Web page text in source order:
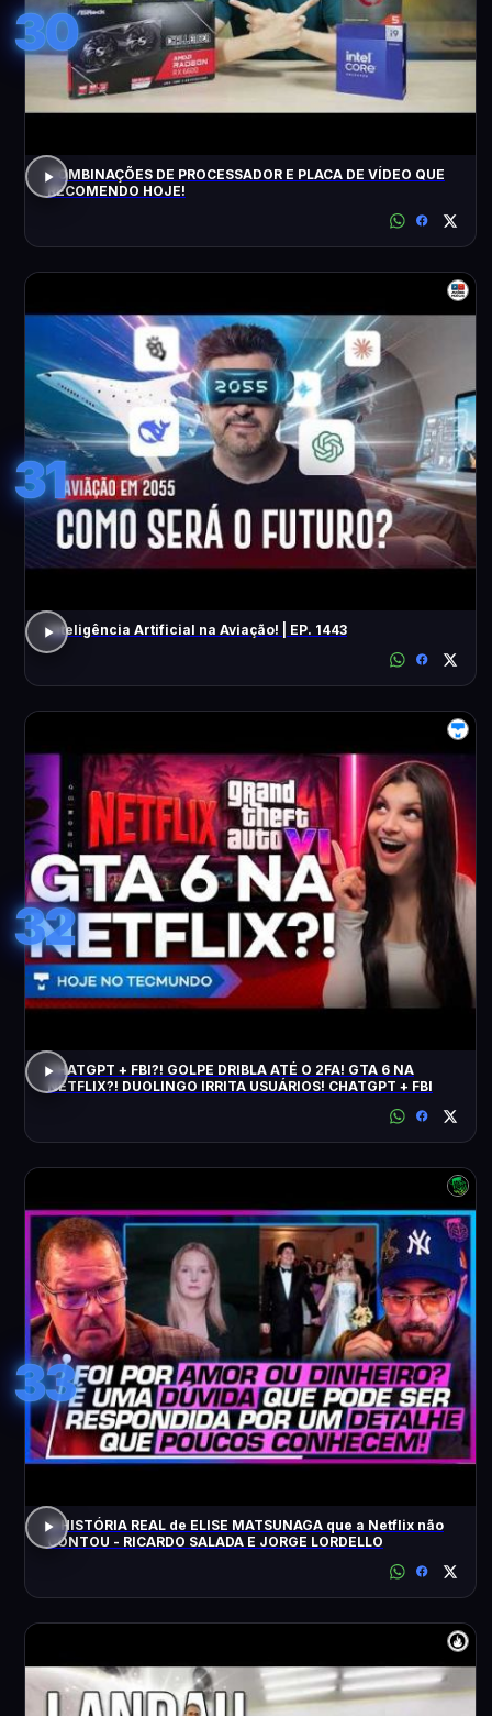
30
COMBINAÇÕES DE PROCESSADOR E PLACA DE VÍDEO QUE
RECOMENDO HOJE!
31
Inteligência Artificial na Aviação! | EP. 1443
32
CHATGPT + FBI?! GOLPE DRIBLA ATÉ O 2FA! GTA 6 NA
NETFLIX?! DUOLINGO IRRITA USUÁRIOS! CHATGPT + FBI
33
A HISTÓRIA REAL de ELISE MATSUNAGA que a Netflix não
CONTOU - RICARDO SALADA E JORGE LORDELLO